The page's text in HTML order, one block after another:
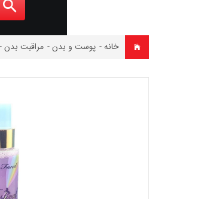
خانه - پوست و بدن - مراقبت بدن -